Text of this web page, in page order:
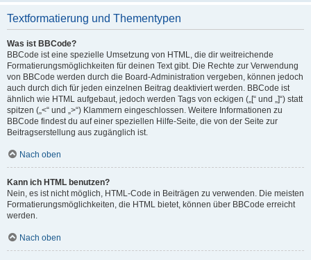
Textformatierung und Thementypen
Was ist BBCode?
BBCode ist eine spezielle Umsetzung von HTML, die dir weitreichende
Formatierungsmöglichkeiten für deinen Text gibt. Die Rechte zur Verwendung
von BBCode werden durch die Board-Administration vergeben, können jedoch
auch durch dich für jeden einzelnen Beitrag deaktiviert werden. BBCode ist
ähnlich wie HTML aufgebaut, jedoch werden Tags von eckigen („[“ und „]“) statt
spitzen („<“ und „>“) Klammern eingeschlossen. Weitere Informationen zu
BBCode findest du auf einer speziellen Hilfe-Seite, die von der Seite zur
Beitragserstellung aus zugänglich ist.
Nach oben
Kann ich HTML benutzen?
Nein, es ist nicht möglich, HTML-Code in Beiträgen zu verwenden. Die meisten
Formatierungsmöglichkeiten, die HTML bietet, können über BBCode erreicht
werden.
Nach oben